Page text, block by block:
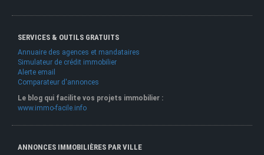
SERVICES & OUTILS GRATUITS
Annuaire des agences et mandataires
Simulateur de crédit immobilier
Alerte email
Comparateur d'annonces
Le blog qui facilite vos projets immobilier :
www.immo-facile.info
ANNONCES IMMOBILIÈRES PAR VILLE